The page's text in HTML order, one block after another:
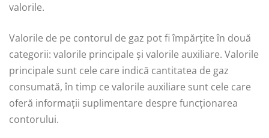
valorile.
Valorile de pe contorul de gaz pot fi împărțite în două
categorii: valorile principale și valorile auxiliare. Valorile
principale sunt cele care indică cantitatea de gaz
consumată, în timp ce valorile auxiliare sunt cele care
oferă informații suplimentare despre funcționarea
contorului.